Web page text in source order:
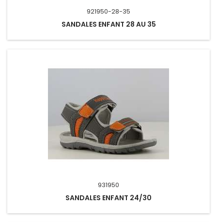
921950-28-35
SANDALES ENFANT 28 AU 35
931950
SANDALES ENFANT 24/30